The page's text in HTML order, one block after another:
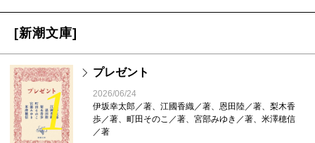
[新潮文庫]
1
プレゼント
2026/06/24
伊坂幸太郎／著、江國香織／著、恩田陸／著、梨木香
歩／著、町田そのこ／著、宮部みゆき／著、米澤穂信
／著